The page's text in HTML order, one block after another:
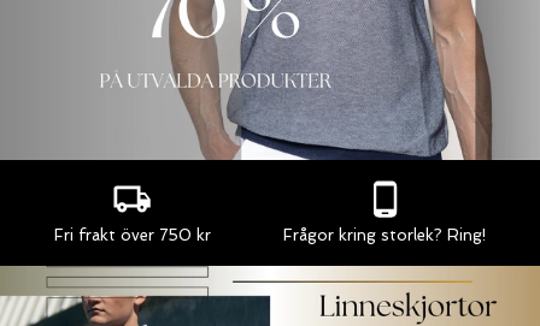
Fri frakt över 750 kr Frågor kring storlek?Ring!